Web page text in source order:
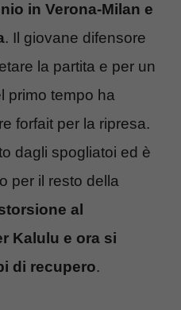
in Verona-Milan e
. Il giovane difensore
la partita e per un
primo tempo ha
forfait per la ripresa.
dagli spogliatoi ed è
per il resto della
al
Kalulu e ora si
di recupero.